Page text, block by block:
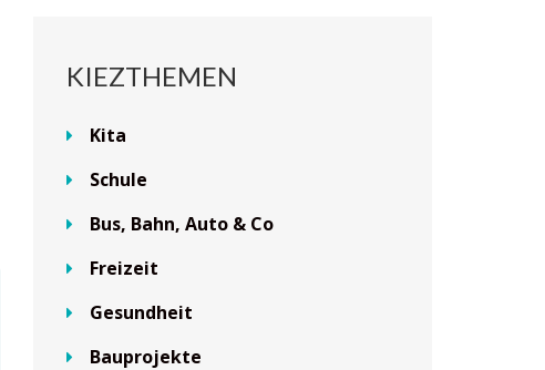
KIEZTHEMEN
Kita
Schule
Bus, Bahn, Auto & Co
Freizeit
Gesundheit
Bauprojekte